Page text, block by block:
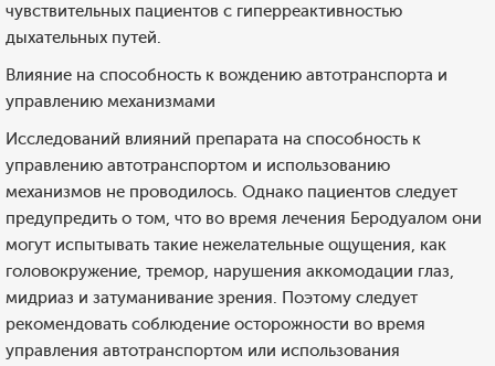
чувствительных пациентов с гиперреактивностью
дыхательных путей.
Влияние на способность к вождению автотранспорта и
управлению механизмами
Исследований влияний препарата на способность к
управлению автотранспортом и использованию
механизмов не проводилось. Однако пациентов следует
предупредить о том, что во время лечения Беродуалом они
могут испытывать такие нежелательные ощущения, как
головокружение, тремор, нарушения аккомодации глаз,
мидриаз и затуманивание зрения. Поэтому следует
рекомендовать соблюдение осторожности во время
управления автотранспортом или использования